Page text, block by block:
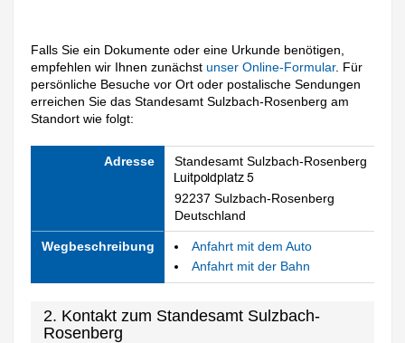
Falls Sie ein Dokumente oder eine Urkunde benötigen,
empfehlen wir Ihnen zunächstunser Online-Formular. Für
persönliche Besuche vor Ort oder postalische Sendungen
erreichen Sie das Standesamt Sulzbach-Rosenberg am
Standort wie folgt:
Adresse Standesamt Sulzbach-Rosenberg
92237 Sulzbach-Rosenberg
Deutschland
Wegbeschreibung
Anfahrt mit dem Auto
Anfahrt mit der Bahn
2. Kontakt zum Standesamt Sulzbach-
Rosenberg